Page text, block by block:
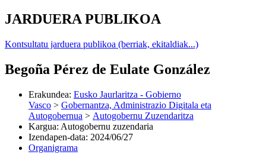
JARDUERA PUBLIKOA
Kontsultatu jarduera publikoa (berriak, ekitaldiak...)
Begoña Pérez de Eulate González
Erakundea: Eusko Jaurlaritza - Gobierno
Vasco > Gobernantza, Administrazio Digitala eta
Autogobernua > Autogobernu Zuzendaritza
Kargua: Autogobernu zuzendaria
Izendapen-data: 2024/06/27
Organigrama